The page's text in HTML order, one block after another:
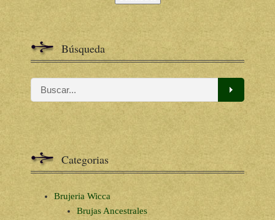
Búsqueda
Categorias
Brujeria Wicca
Brujas Ancestrales